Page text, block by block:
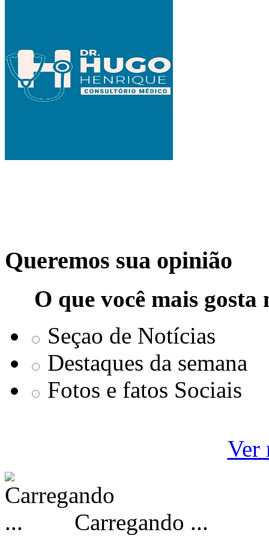
Queremos sua opinião
O que você mais
Seçao de Notícias
Destaques da semana
Fotos e fatos Sociais
Ver
Carregando ...